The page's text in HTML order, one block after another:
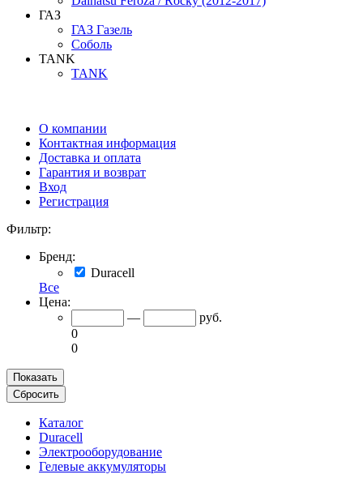
ГАЗ
ГАЗ Газель
Соболь
TANK
TANK
О компании
Контактная информация
Доставка и оплата
Гарантия и возврат
Вход
Регистрация
Фильтр:
Бренд:
Duracell
Все
Цена:
—
руб.
0
0
Каталог
Duracell
Электрооборудование
Гелевые аккумуляторы